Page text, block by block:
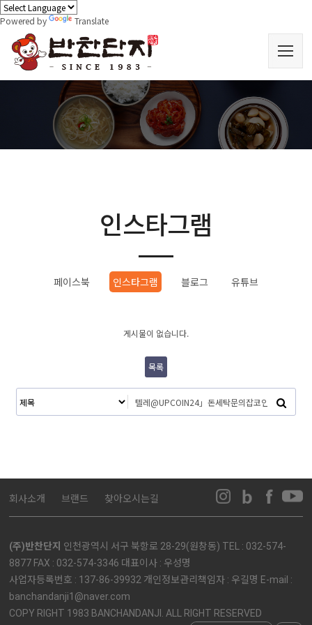
Powered by Translate
인스타그램
페이스북 인스타그램 블로그 유튜브
게시물이 없습니다.
목록
회사소개 브랜드 찾아오시는길
(주)반찬단지 인천광역시 서구 북항로 28-29(원창동) TEL : 032-574-
8877 FAX : 032-574-3346 대표이사 : 우성명
사업자등록번호 : 137-86-39932 개인정보관리책임자 : 우길명 E-mail :
banchandanji1@naver.com
COPY RIGHT 1983 BANCHANDANJI. ALL RIGHT RESERVED